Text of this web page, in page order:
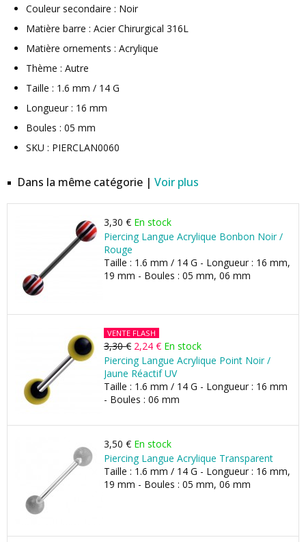
Couleur secondaire : Noir
Matière barre : Acier Chirurgical 316L
Matière ornements : Acrylique
Thème : Autre
Taille : 1.6 mm / 14 G
Longueur : 16 mm
Boules : 05 mm
SKU : PIERCLAN0060
Dans la même catégorie | Voir plus
3,30 € En stock
Piercing Langue Acrylique Bonbon Noir /
Rouge
Taille : 1.6 mm / 14 G - Longueur : 16 mm,
19 mm - Boules : 05 mm, 06 mm
VENTE FLASH
3,30 € 2,24 € En stock
Piercing Langue Acrylique Point Noir /
Jaune Réactif UV
Taille : 1.6 mm / 14 G - Longueur : 16 mm
- Boules : 06 mm
3,50 € En stock
Piercing Langue Acrylique Transparent
Taille : 1.6 mm / 14 G - Longueur : 16 mm,
19 mm - Boules : 05 mm, 06 mm